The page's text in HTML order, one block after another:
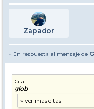
Zapador
» En respuesta al mensaje de
Cita
glob